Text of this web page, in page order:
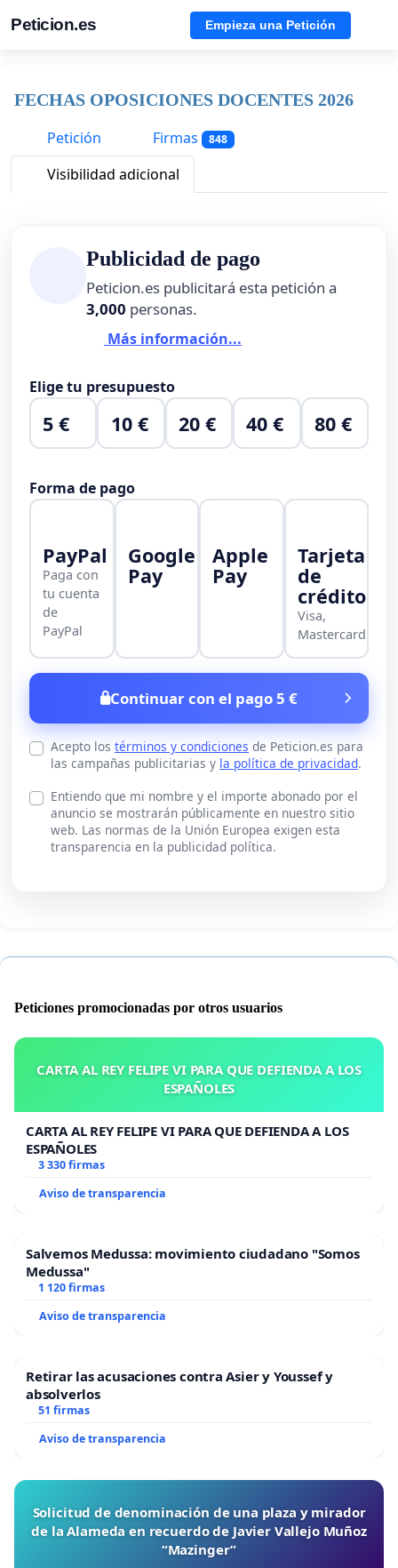
Peticion.es Empieza una Petición
FECHAS OPOSICIONES DOCENTES 2026
Petición
Firmas 848
Visibilidad adicional
Publicidad de pago
Peticion.es publicitará esta petición a
3,000 personas.
Más información...
Elige tu presupuesto
5 € 10 € 20 € 40 € 80 €
Forma de pago
PayPal
Paga con
tu cuenta
de
PayPal
Google
Pay
Apple
Pay
Tarjeta
de
crédito
Visa,
Mastercard
Continuar con el pago 5 €
Acepto los términos y condiciones de Peticion.es para
las campañas publicitarias y la política de privacidad.
Entiendo que mi nombre y el importe abonado por el
anuncio se mostrarán públicamente en nuestro sitio
web. Las normas de la Unión Europea exigen esta
transparencia en la publicidad política.
Peticiones promocionadas por otros usuarios
CARTA AL REY FELIPE VI PARA QUE DEFIENDA A LOS
ESPAÑOLES
CARTA AL REY FELIPE VI PARA QUE DEFIENDA A LOS
ESPAÑOLES
3 330 firmas
Aviso de transparencia
Salvemos Medussa: movimiento ciudadano "Somos
Medussa"
1 120 firmas
Aviso de transparencia
Retirar las acusaciones contra Asier y Youssef y
absolverlos
51 firmas
Aviso de transparencia
Solicitud de denominación de una plaza y mirador
de la Alameda en recuerdo de Javier Vallejo Muñoz
“Mazinger”